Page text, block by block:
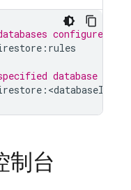
configured in
: rules
database
: <databaseId
制台